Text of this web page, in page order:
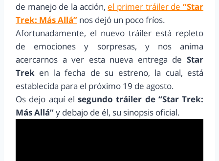
de manejo de la acción, el primer tráiler de“Star
Trek: Más Allá” nos dejó un poco fríos.
Afortunadamente, el nuevo tráiler está repleto
de emociones y sorpresas, y nos anima
acercarnos a ver esta nueva entrega de Star
Trek en la fecha de su estreno, la cual, está
establecida para el próximo 19 de agosto.
Os dejo aquí el segundo tráiler de “Star Trek:
Más Allá”y debajo de él, su sinopsis oficial.